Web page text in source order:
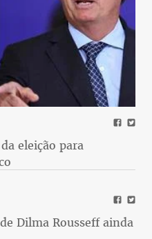
eleição para
Dilma Rousseff ainda